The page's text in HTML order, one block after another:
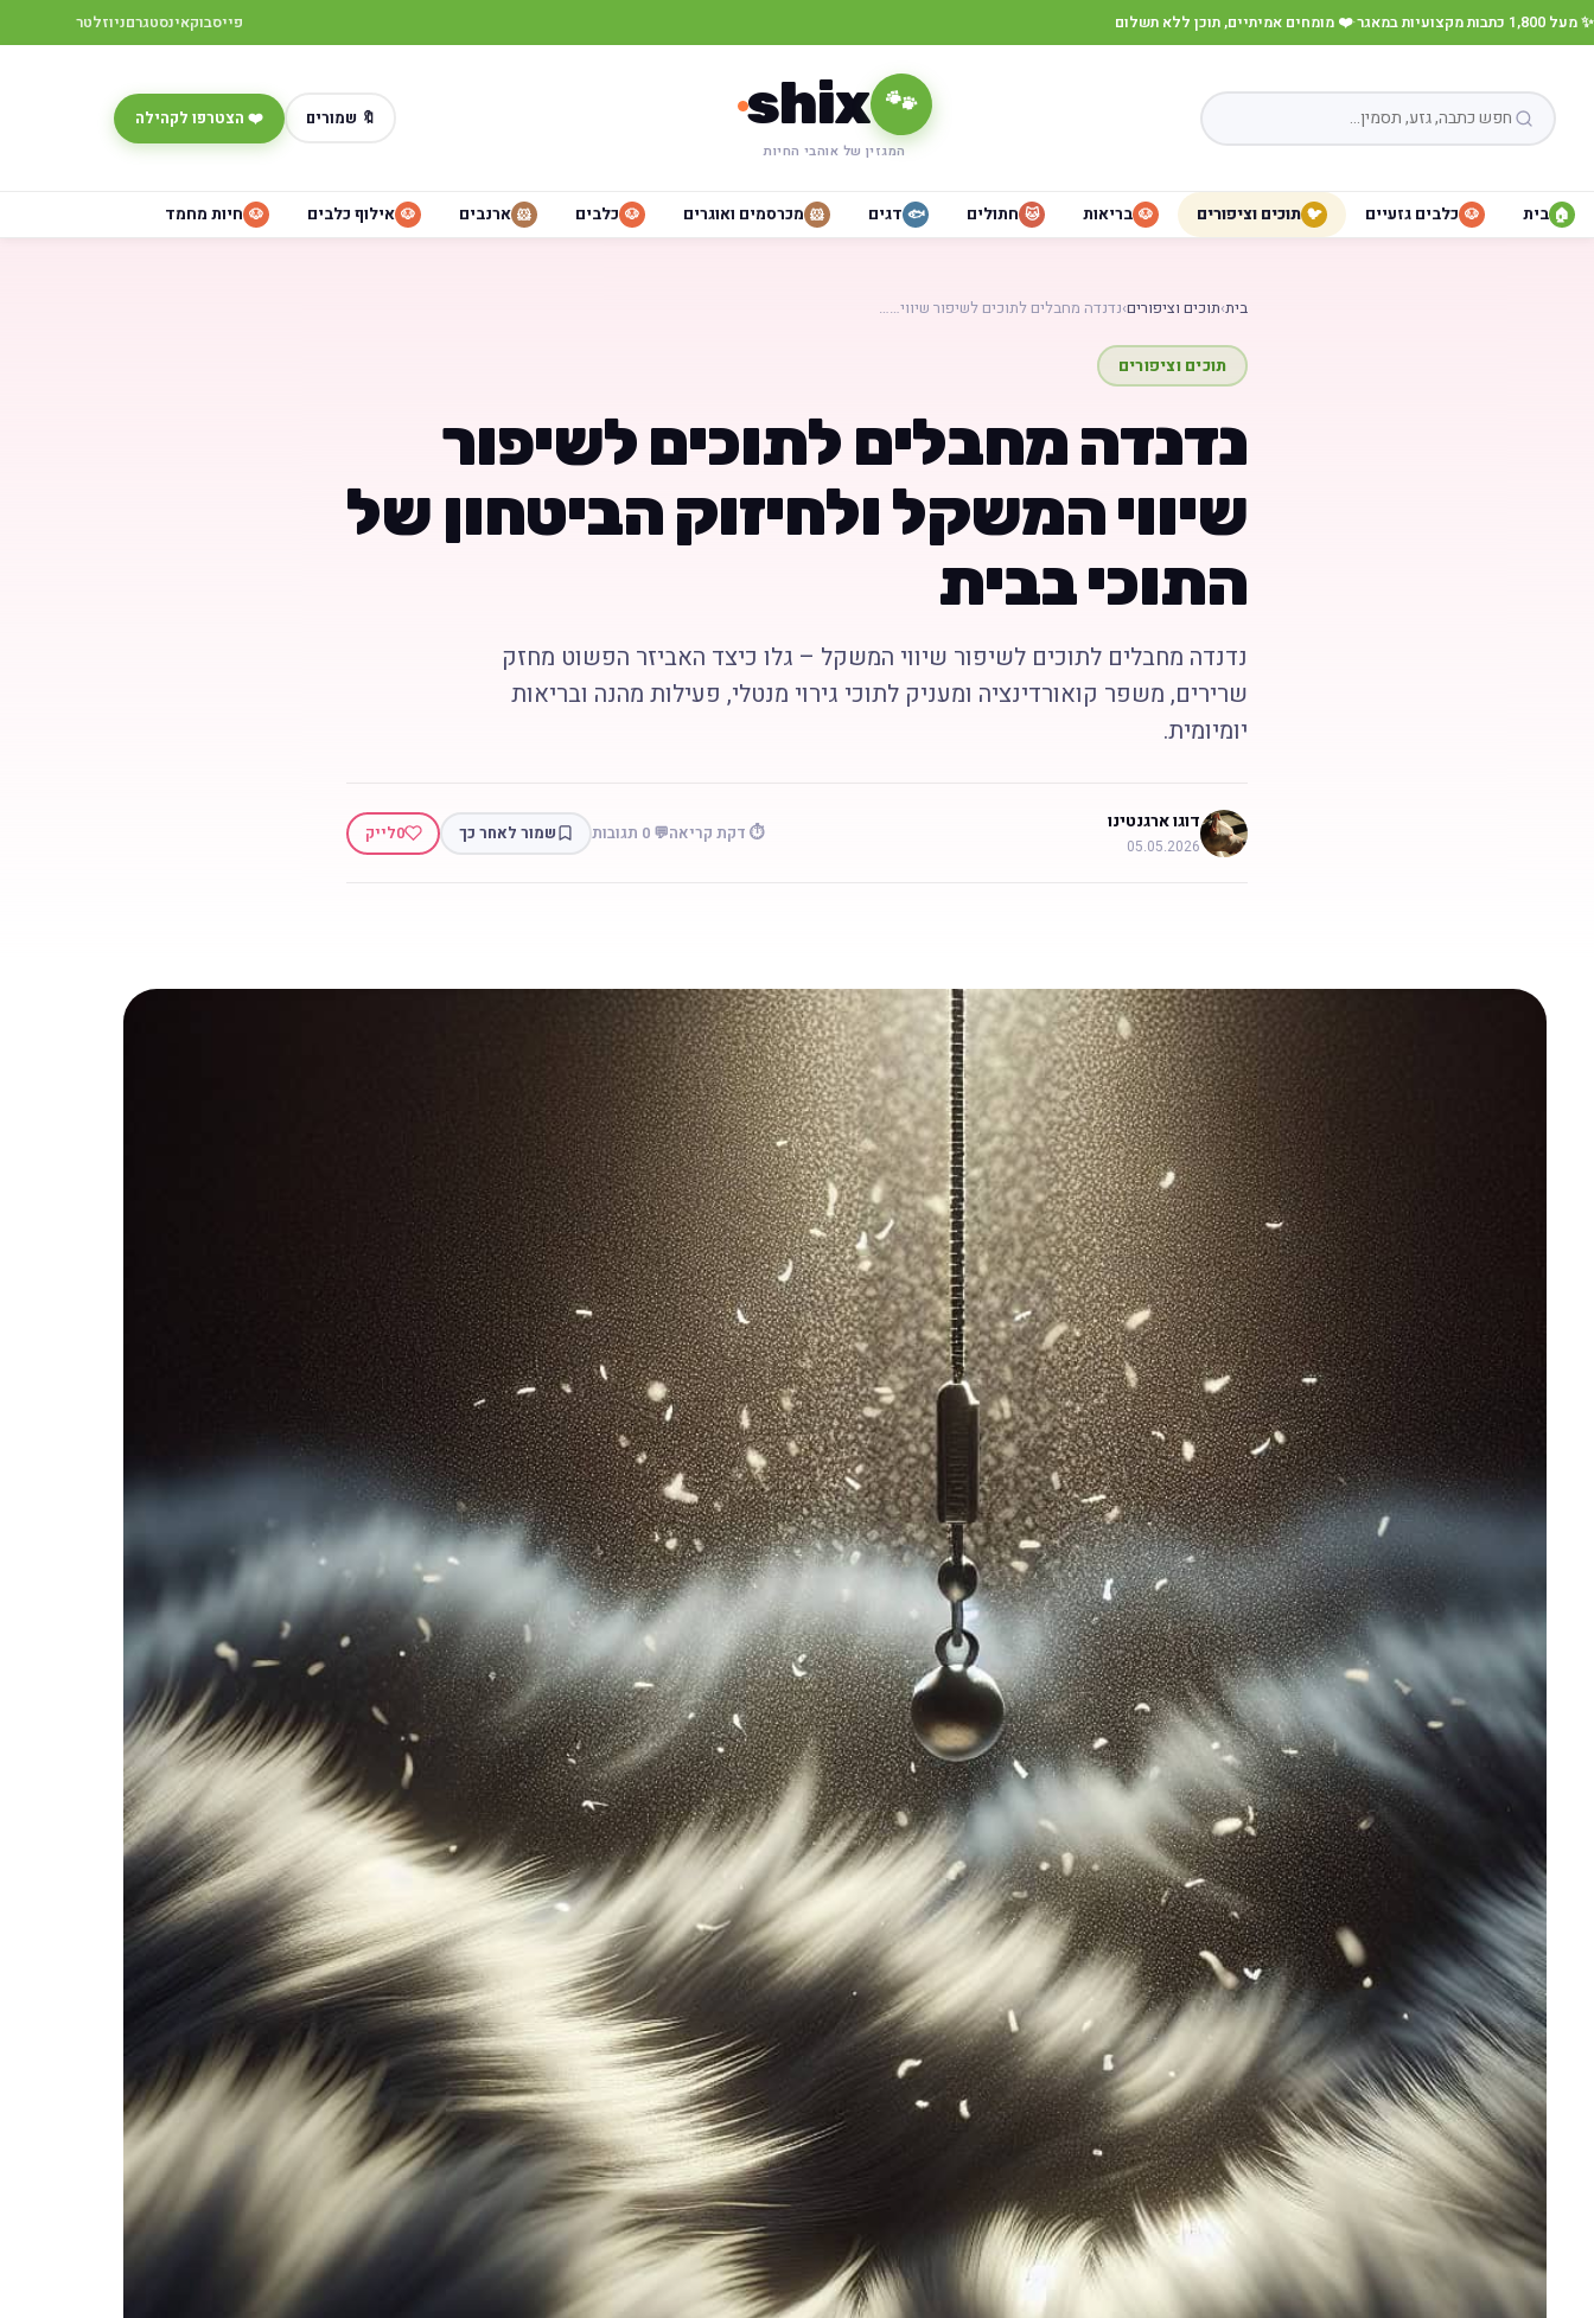
✨ מעל 1,800 כתבות מקצועיות במאגר ·❤️ מומחים אמיתיים, תוכן ללא תשלום פייסבוקאינסטגרםניוזלטר
🐾
shix
המגזין של אוהבי החיות
🔖 שמורים ❤️ הצטרפו לקהילה
🏠 בית 🐶 כלבים גזעיים 🐦 תוכים וציפורים 🐶 בריאות 🐱 חתולים 🐟 דגים 🐹 מכרסמים ואוגרים 🐶 כלבים 🐹 ארנבים 🐶 אילוף כלבים 🐶 חיות מחמד
בית›תוכים וציפורים›נדנדה מחבלים לתוכים לשיפור שיווי……
תוכים וציפורים
נדנדה מחבלים לתוכים לשיפור
שיווי המשקל ולחיזוק הביטחון של
התוכי בבית
נדנדה מחבלים לתוכים לשיפור שיווי המשקל – גלו כיצד האביזר הפשוט מחזק
שרירים, משפר קואורדינציה ומעניק לתוכי גירוי מנטלי, פעילות מהנה ובריאות
יומיומית.
דוגו ארגנטינו
05.05.2026
⏱️ דקת קריאה💬 0 תגובות שמור לאחר כך 0לייק